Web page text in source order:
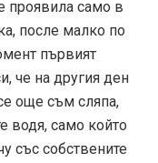
проявила само в
после малко по
първият
че на другия ден
още съм сляпа,
водя, само който
със собствените